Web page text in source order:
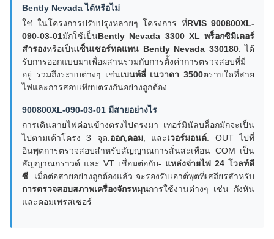
Bently Nevada ได้หรือไม่
ใช่ ในโครงการปรับปรุงหลายๆ โครงการ ที่RVIS 900800XL-
090-03-01มักใช้เป็นBently Nevada 3300 XL พร็อกซิมิเตอร์
สำรองหรือเป็นเซ็นเซอร์ทดแทน Bently Nevada 330180. ได้
รับการออกแบบมาเพื่อผสานรวมกับการตั้งค่าการตรวจสอบที่มี
อยู่ รวมถึงระบบต่างๆ เช่นเบนท์ลี่ เนวาดา 3500ตราบใดที่สาย
ไฟและการสอบเทียบตรงกันอย่างถูกต้อง
900800XL-090-03-01 มีสายอย่างไร
การเดินสายไฟค่อนข้างตรงไปตรงมา เทอร์มินัลบล็อกมักจะเป็น
ไปตามเค้าโครง 3 จุด:ออก, คอม, และเวอร์มอนต์ . OUT ไปที่
อินพุตการตรวจสอบสำหรับสัญญาณการสั่นสะเทือน COM เป็น
สัญญาณกราวด์ และ VT เชื่อมต่อกับ- แหล่งจ่ายไฟ 24 โวลท์ดี
ซี . เมื่อต่อสายอย่างถูกต้องแล้ว จะรองรับเอาต์พุตที่เสถียรสำหรับ
การตรวจสอบสภาพเครื่องจักรหมุนการใช้งานต่างๆ เช่น กังหัน
และคอมเพรสเซอร์